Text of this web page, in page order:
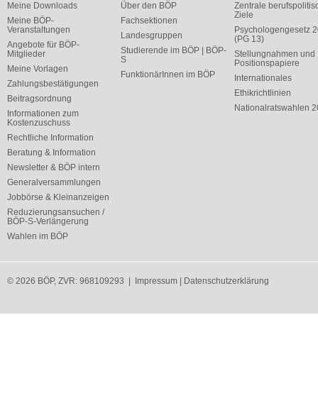
Meine Downloads
Meine BÖP-
Veranstaltungen
Angebote für BÖP-
Mitglieder
Meine Vorlagen
Zahlungsbestätigungen
Beitragsordnung
Informationen zum
Kostenzuschuss
Rechtliche Information
Beratung & Information
Newsletter & BÖP intern
Generalversammlungen
Jobbörse & Kleinanzeigen
Reduzierungsansuchen /
BÖP-S-Verlängerung
Wahlen im BÖP
Über den BÖP
Fachsektionen
Landesgruppen
Studierende im BÖP | BÖP-
S
FunktionärInnen im BÖP
Zentrale
Ziele
Psychologengesetz
(PG 13)
Stellungnahmen und
Positionspapiere
Internationales
Ethikrichtlinien
Nationalratswahlen
© 2026 BÖP, ZVR: 968109293 | Impressum Datenschutzerklärung